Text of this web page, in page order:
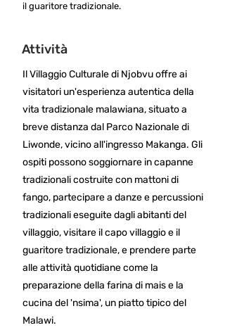
Attività
Il Villaggio Culturale di Njobvu offre ai
visitatori un'esperienza autentica della
vita tradizionale malawiana, situato a
breve distanza dal Parco Nazionale di
Liwonde, vicino all'ingresso Makanga. Gli
ospiti possono soggiornare in capanne
tradizionali costruite con mattoni di
fango, partecipare a danze e percussioni
tradizionali eseguite dagli abitanti del
villaggio, visitare il capo villaggio e il
guaritore tradizionale, e prendere parte
alle attività quotidiane come la
preparazione della farina di mais e la
cucina del 'nsima', un piatto tipico del
Malawi.
il guaritore tradizionale.